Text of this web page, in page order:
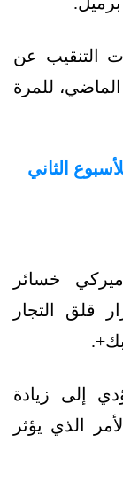
التنقيب عن
الماضي، للمرة
الثاني
خسائر
قلق التجار
إلى زيادة
الذي يؤثر